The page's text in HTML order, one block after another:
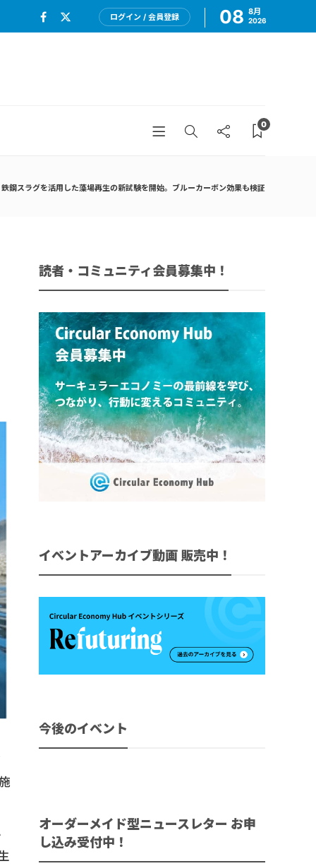
ログイン / 会員登録 08 8月
2026
0
鋼スラグを活用した藻場再生の新試験を開始。ブルーカーボン効果も検証
読者・コミュニティ会員募集中！
イベントアーカイブ動画 販売中！
今後のイベント
オーダーメイド型ニュースレター お申
し込み受付中！